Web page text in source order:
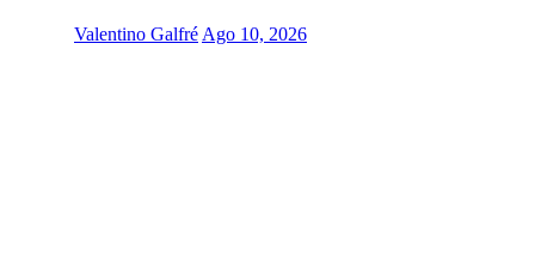
Valentino Galfré Ago 10, 2026